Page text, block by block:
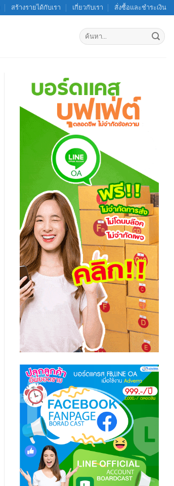
สร้างรายได้กับเรา เกี่ยวกับเรา สั่งซื้อและชำระเงิน
ค้นหา: